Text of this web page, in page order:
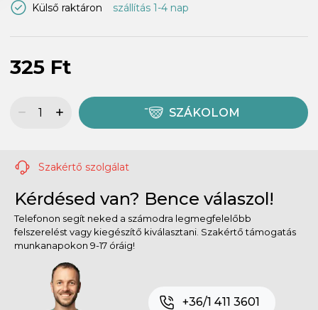
Külső raktáron szállítás 1-4 nap
325 Ft
SZÁKOLOM
Szakértő szolgálat
Kérdésed van? Bence válaszol!
Telefonon segít neked a számodra legmegfelelőbb
felszerelést vagy kiegészítő kiválasztani. Szakértő támogatás
munkanapokon 9-17 óráig!
+36/1 411 3601